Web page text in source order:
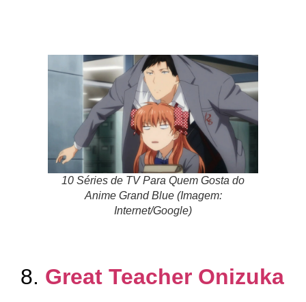
10 Séries de TV Para Quem Gosta do
Anime Grand Blue (Imagem:
Internet/Google)
8. Great Teacher Onizuka